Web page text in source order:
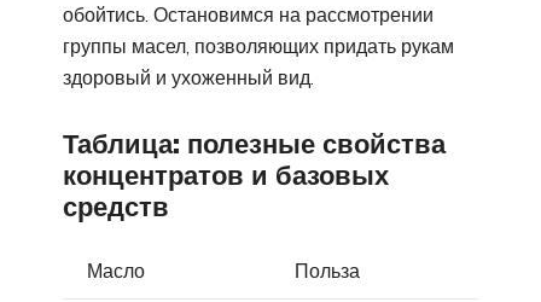
обойтись. Остановимся на рассмотрении
группы масел, позволяющих придать рукам
здоровый и ухоженный вид.
Таблица: полезные свойства
концентратов и базовых
средств
Масло Польза